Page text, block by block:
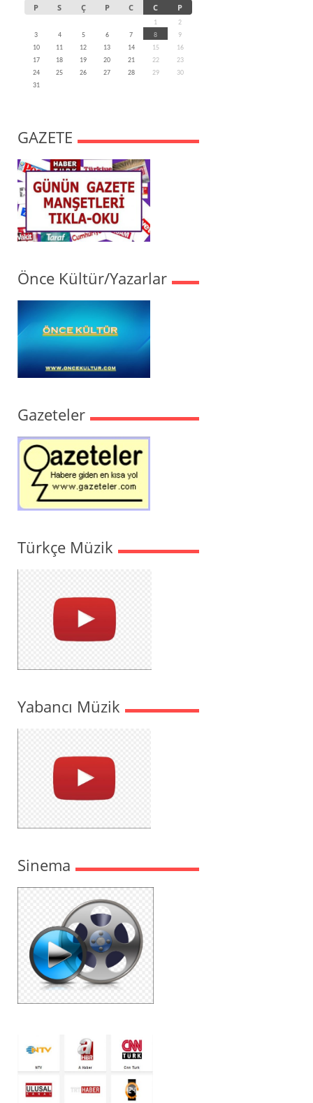
P S Ç P C C P
1
2
3
4 5 6 7 8
9
10
11 12 13 14 15
16
17
18 19 20 21 22
23
24
25 26 27 28 29
30
31
GAZETE
Önce Kültür/Yazarlar
Gazeteler
Türkçe Müzik
Yabancı Müzik
Sinema